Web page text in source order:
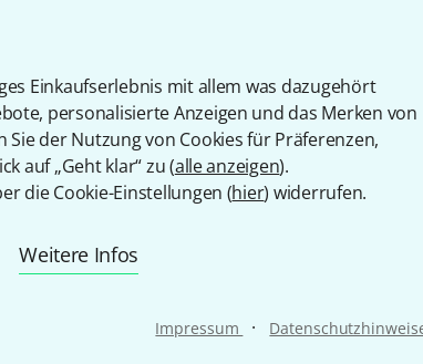
Einkaufserlebnis mit allem was dazugehört
personalisierte Anzeigen und das Merken von
der Nutzung von Cookies für Präferenzen,
auf „Geht klar“ zu (alle anzeigen).
die Cookie-Einstellungen (hier) widerrufen.
Weitere Infos
Impressum ·
1100m NAB Pancake
4"
NAB Kern
1100m NAB Reel